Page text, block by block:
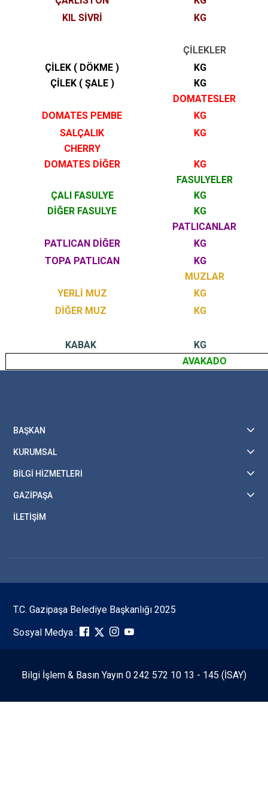
KIL SİVRİ
KG
ÇİLEKLER
ÇİLEK ( DÖKME )
KG
ÇİLEK ( ŞALE )
KG
DOMATESLER
DOMATES PEMBE
KG
SALÇALIK
KG
CHERRY
DOMATES DİĞER
KG
FASULYELER
ÇALI FASULYE
KG
DİĞER FASULYE
KG
PATLICANLAR
PATLICAN DİĞER
KG
TOPA PATLICAN
KG
MUZLAR
YERLİ MUZ
KG
DİĞER MUZ
KG
KABAK
KG
AVAKADO
BAŞKAN
KURUMSAL
BİLGİ HİZMETLERİ
GAZİPAŞA
İLETİŞİM
T.C. Gazipaşa Belediye Başkanlığı 2025
Sosyal Medya :
Bilgi İşlem & Basın Yayın 0 242 572 10 13 - 145 (İSAY)